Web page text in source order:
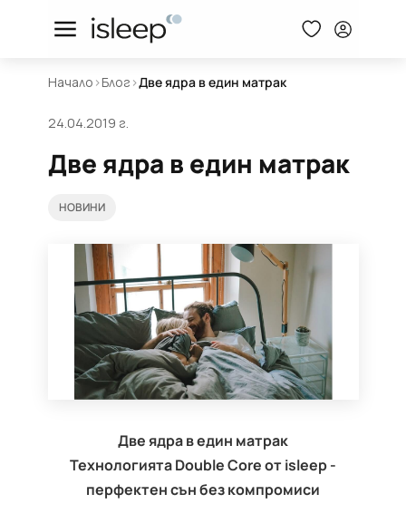
Начало >Блог >Две ядра в един матрак
24.04.2019 г.
Две ядра в един матрак
НОВИНИ
Две ядра в един матрак
Технологията Double Core от isleep -
перфектен сън без компромиси